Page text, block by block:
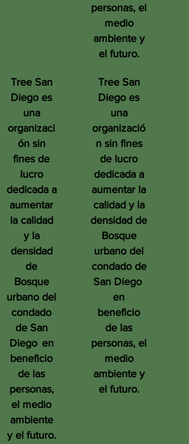
Tree San
Diego es
una
organizaci
ón sin
fines de
lucro
dedicada a
aumentar
la calidad
y la
densidad
de
Bosque
urbano del
condado
de San
Diego en
beneficio
de las
personas,
el medio
ambiente
y el futuro.
personas, el
medio
ambiente y
el futuro.
Tree San
Diego es
una
organizació
n sin fines
de lucro
dedicada a
aumentar la
calidad y la
densidad de
Bosque
urbano del
condado de
San Diego
en
beneficio
de las
personas, el
medio
ambiente y
el futuro.